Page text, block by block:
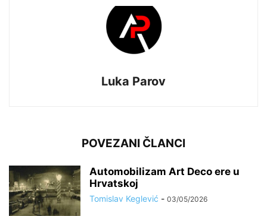
Luka Parov
POVEZANI ČLANCI
Automobilizam Art Deco ere u
Hrvatskoj
Tomislav Keglević - 03/05/2026